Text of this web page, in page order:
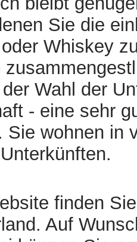
Sie die
Whiskey
Wahl der
- eine sehr
Sie wohnen in
finden
Auf